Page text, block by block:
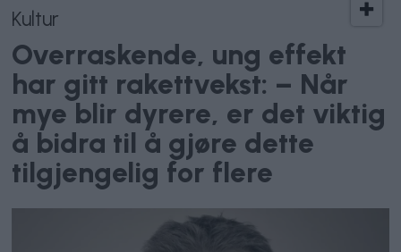
Kultur
Overraskende, ung effekt
har gitt rakettvekst: – Når
mye blir dyrere, er det viktig
å bidra til å gjøre dette
tilgjengelig for flere